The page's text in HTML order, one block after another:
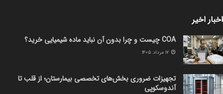
اخبار اخیر
COA چیست و چرا بدون آن نباید ماده شیمیایی خرید؟
تجهیزات ضروری بخش‌های تخصصی بیمارستان؛ از قلب تا
آندوسکوپی